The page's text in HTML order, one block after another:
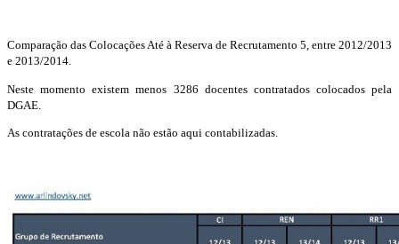
Comparação das Colocações Até à Reserva de Recrutamento 5, entre 2012/2013
e 2013/2014.
Neste momento existem menos 3286 docentes contratados colocados pela
DGAE.
As contratações de escola não estão aqui contabilizadas.